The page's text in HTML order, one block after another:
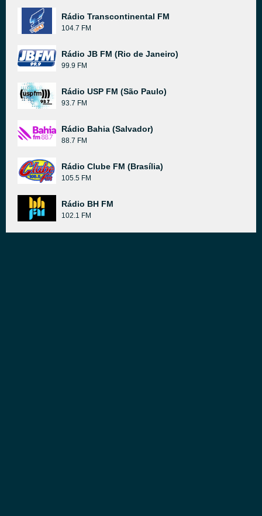
Rádio Transcontinental FM
104.7 FM
Rádio JB FM (Rio de Janeiro)
99.9 FM
Rádio USP FM (São Paulo)
93.7 FM
Rádio Bahia (Salvador)
88.7 FM
Rádio Clube FM (Brasília)
105.5 FM
Rádio BH FM
102.1 FM